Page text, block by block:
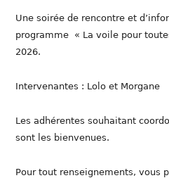
Une soirée de rencontre et
programme « La voile pour
2026.
Intervenantes : Lolo et Morgane
Les adhérentes souhaitant
sont les bienvenues.
Pour tout renseignements, vous